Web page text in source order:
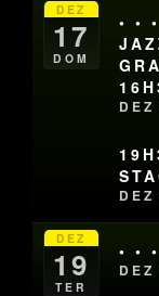
DEZ
17
DOM
• •
DEZ
DEZ
DEZ
19
TER
• •
DEZ